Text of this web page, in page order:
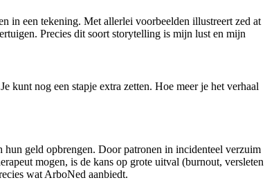
in een tekening. Met allerlei voorbeelden illustreert zed at
Precies dit soort storytelling is mijn lust en mijn
kunt nog een stapje extra zetten. Hoe meer je het verhaal
geld opbrengen. Door patronen in incidenteel verzuim
mogen, is de kans op grote uitval (burnout, versleten
wat ArboNed aanbiedt.